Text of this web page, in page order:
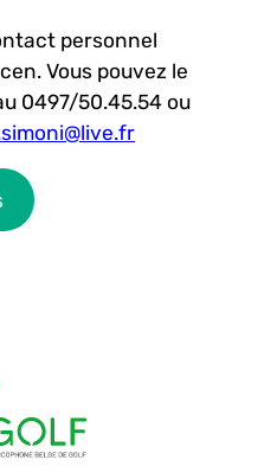
personnel
Vous pouvez le
0497/50.45.54 ou